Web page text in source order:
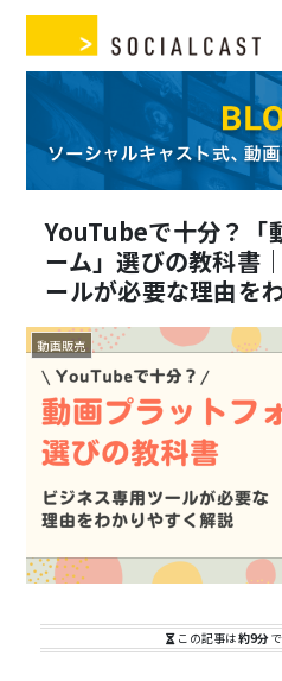
YouTubeで十分？「
ーム」選びの教科書
ールが必要な理由を
動画販売
この記事は約9分